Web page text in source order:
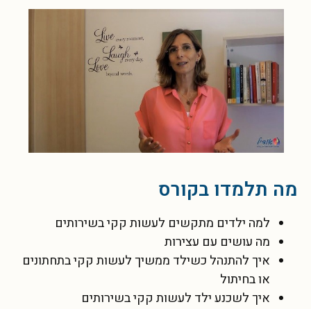
מה תלמדו בקורס
למה ילדים מתקשים לעשות קקי בשירותים
מה עושים עם עצירות
איך להתנהל כשילד ממשיך לעשות קקי בתחתונים
או בחיתול
איך לשכנע ילד לעשות קקי בשירותים